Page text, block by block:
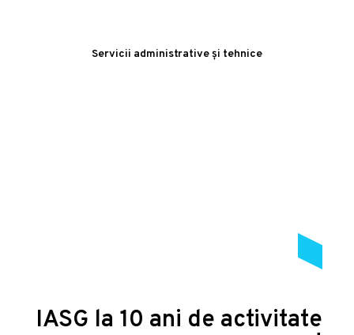
Servicii administrative și tehnice
IASG la 10 ani de activitate